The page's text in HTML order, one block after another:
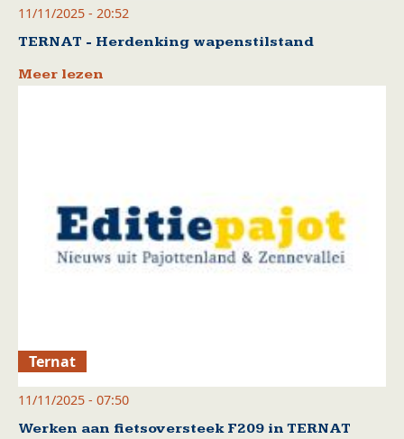
11/11/2025 - 20:52
TERNAT - Herdenking wapenstilstand
Meer lezen
Ternat
11/11/2025 - 07:50
Werken aan fietsoversteek F209 in TERNAT